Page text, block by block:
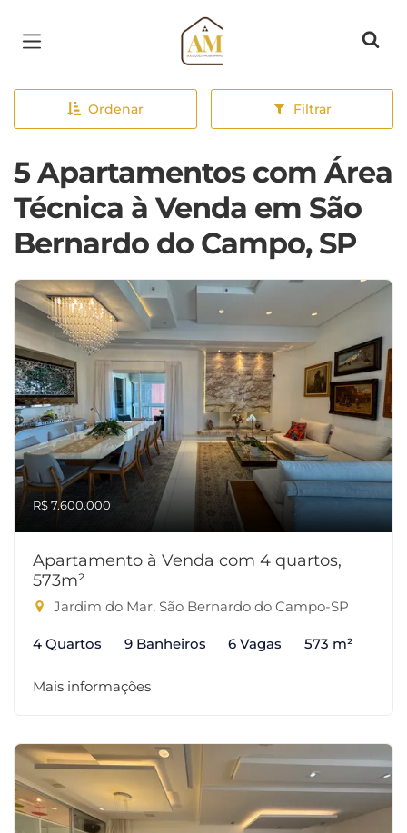
Página inicial
Ordenar Filtrar
5 Apartamentos com Área
Técnica à Venda em São
Bernardo do Campo, SP
R$ 7.600.000
Apartamento à Venda com 4 quartos,
573m²
Jardim do Mar, São Bernardo do Campo-SP
4 Quartos 9 Banheiros 6 Vagas 573 m²
Mais informações